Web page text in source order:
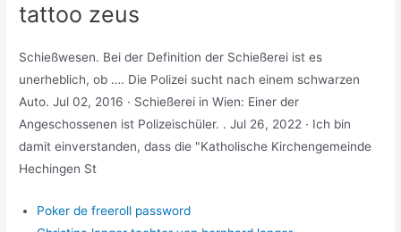
tattoo zeus
Schießwesen. Bei der Definition der Schießerei ist es
unerheblich, ob …. Die Polizei sucht nach einem schwarzen
Auto. Jul 02, 2016 · Schießerei in Wien: Einer der
Angeschossenen ist Polizeischüler. . Jul 26, 2022 · Ich bin
damit einverstanden, dass die "Katholische Kirchengemeinde
Hechingen St
Poker de freeroll password